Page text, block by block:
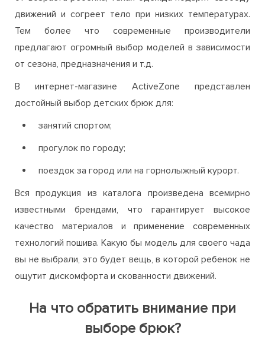
движений и согреет тело при низких температурах.
Тем более что современные производители
предлагают огромный выбор моделей в зависимости
от сезона, предназначения и т.д.
В интернет-магазине ActiveZone представлен
достойный выбор детских брюк для:
занятий спортом;
прогулок по городу;
поездок за город или на горнолыжный курорт.
Вся продукция из каталога произведена всемирно
известными брендами, что гарантирует высокое
качество материалов и применение современных
технологий пошива. Какую бы модель для своего чада
вы не выбрали, это будет вещь, в которой ребенок не
ощутит дискомфорта и скованности движений.
На что обратить внимание при
выборе брюк?